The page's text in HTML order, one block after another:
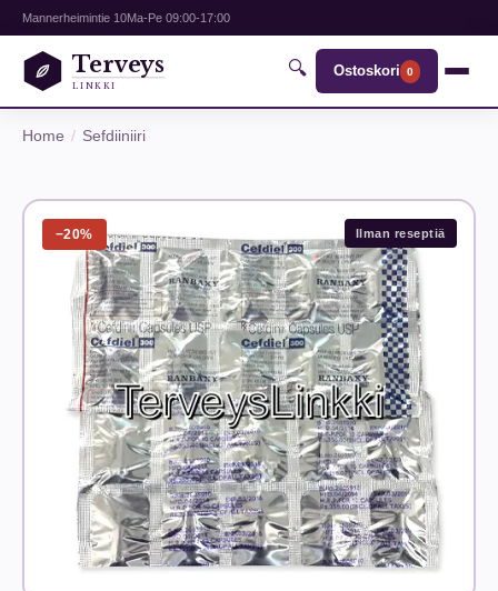
Mannerheimintie 10Ma-Pe 09:00-17:00
Terveys
LINKKI
🔍 Ostoskori 0
Home Sefdiiniiri
−20% Ilman reseptiä